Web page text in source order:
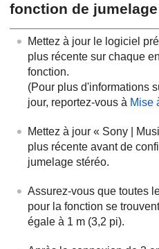
fonction de
Mettez à jour le logiciel
plus récente sur chaque
fonction.
(Pour plus d'informations
jour, reportez-vous à Mise
Mettez à jour « Sony |
plus récente avant de
jumelage stéréo.
Assurez-vous que toutes
pour la fonction se
égale à 1 m (3,2 pi).